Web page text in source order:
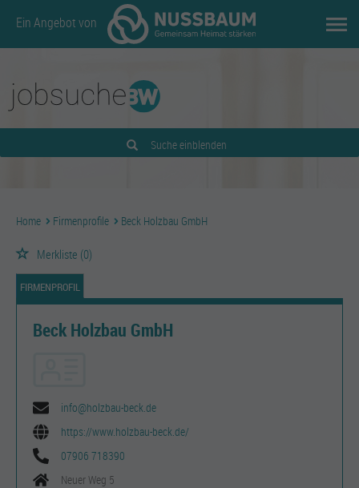
Ein Angebot von
Suche einblenden
Home Firmenprofile Beck Holzbau GmbH
Merkliste (0)
FIRMENPROFIL
Beck Holzbau GmbH
info@holzbau-beck.de
https://www.holzbau-beck.de/
07906 718390
Neuer Weg 5